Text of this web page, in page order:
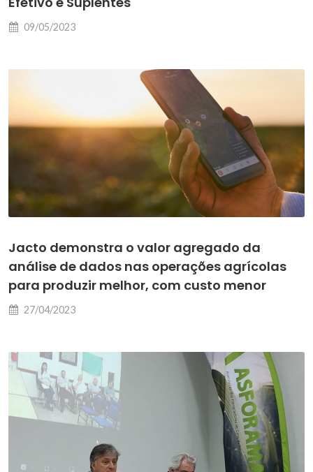
09/05/2023
Jacto demonstra o valor agregado da
análise de dados nas operações agrícolas
para produzir melhor, com custo menor
27/04/2023